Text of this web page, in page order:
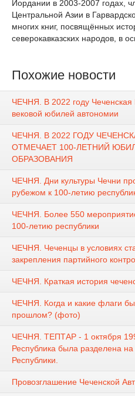
Иордании в 2003-2007 годах,
Центральной Азии в
многих книг, посвящённых
северокавказских народов, в
Похожие новости
ЧЕЧНЯ. В 2022 году Чеченская
вековой юбилей автономии
ЧЕЧНЯ. В 2022 ГОДУ
ОТМЕЧАЕТ 100-ЛЕТНИЙ
ОБРАЗОВАНИЯ
ЧЕЧНЯ. Дни культуры Чечни
рубежом к 100-летию
ЧЕЧНЯ. Более 550
100-летию республики
ЧЕЧНЯ. Чеченцы в условиях
закрепления партийного
ЧЕЧНЯ. Краткая история
ЧЕЧНЯ. Когда и какие флаги
прошлом? (фото)
ЧЕЧНЯ. ТЕПТАР - 1 октября
Республика была разделена
Республики.
Провозглашение Чеченской